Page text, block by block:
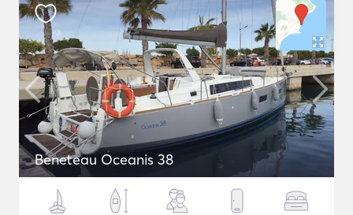
Beneteau Oceanis 38